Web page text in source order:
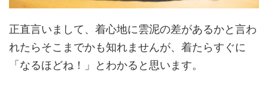
正直言いまして、着心地に雲泥の差があるかと言わ
れたらそこまでかも知れませんが、着たらすぐに
「なるほどね！」とわかると思います。